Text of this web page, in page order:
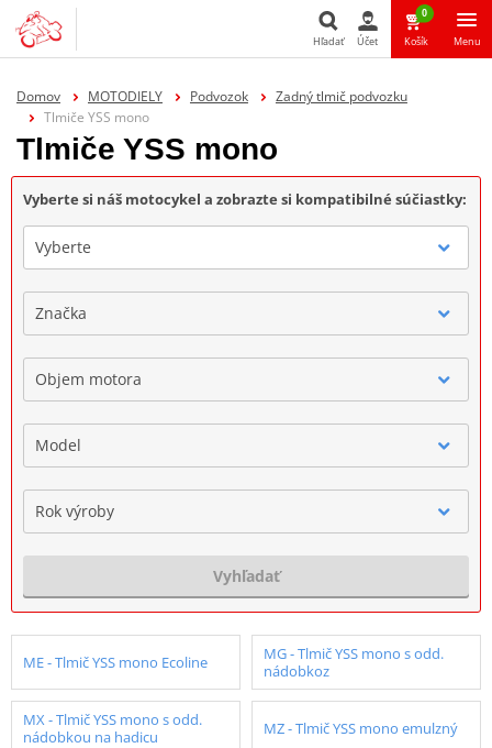
Hľadať Účet
0
Košík Menu
Domov MOTODIELY Podvozok
Zadný tlmič podvozku
Tlmiče YSS mono
Tlmiče YSS mono
Vyberte si náš motocykel a zobrazte si kompatibilné súčiastky:
Vyberte
Značka
Objem motora
Model
Rok výroby
Vyhľadať
ME - Tlmič YSS mono Ecoline
MG - Tlmič YSS mono s odd.
nádobkoz
MX - Tlmič YSS mono s odd.
nádobkou na hadicu
MZ - Tlmič YSS mono emulzný